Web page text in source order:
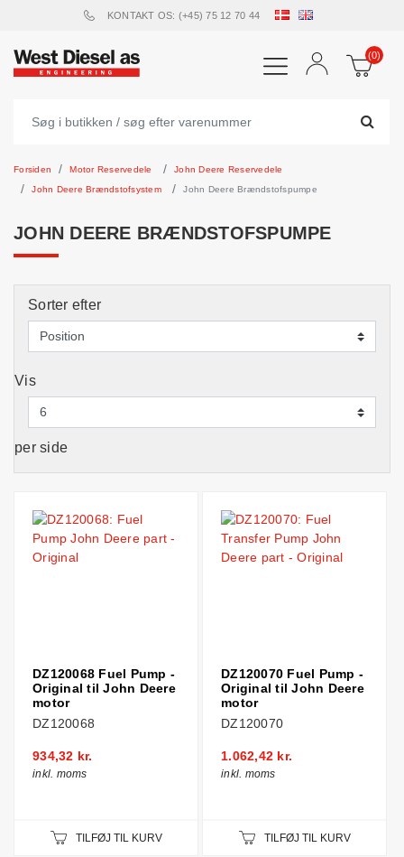
KONTAKT OS: (+45) 75 12 70 44
(0)
Forsiden Motor Reservedele
John Deere Reservedele
John Deere Brændstofsystem
John Deere Brændstofspumpe
JOHN DEERE BRÆNDSTOFSPUMPE
Sorter efter
Vis
per side
DZ120068 Fuel Pump -
Original til John Deere
motor
DZ120068
934,32 kr.
inkl. moms
TILFØJ TIL KURV
DZ120070 Fuel Pump -
Original til John Deere
motor
DZ120070
1.062,42 kr.
inkl. moms
TILFØJ TIL KURV